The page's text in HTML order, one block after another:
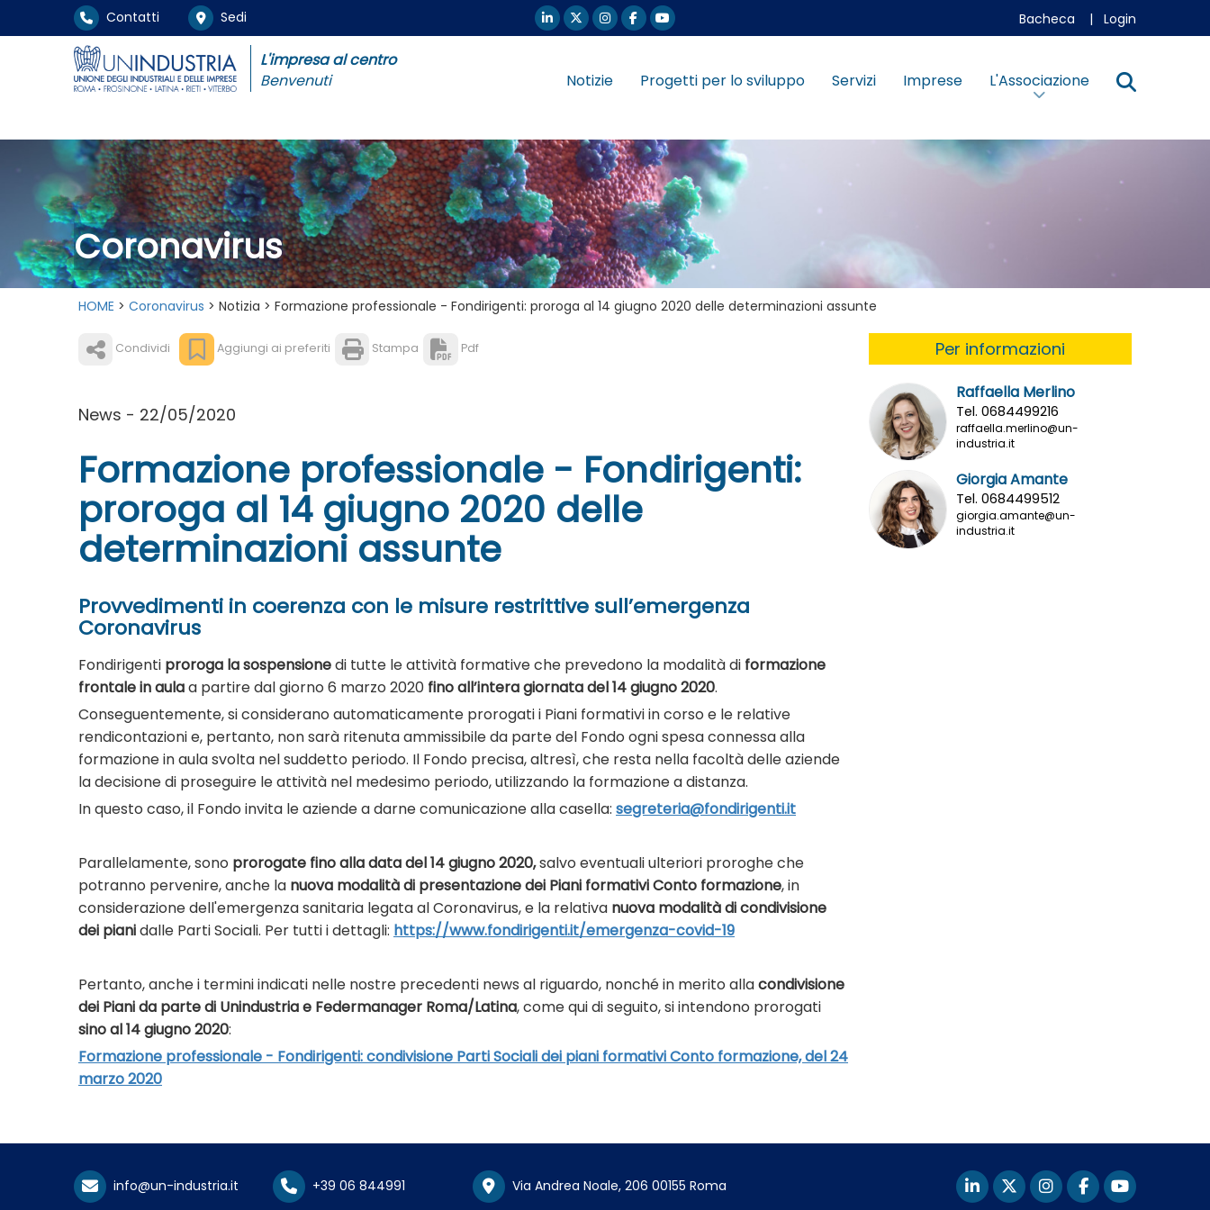
Contatti Sedi Bacheca | Login
L'impresa al centro
Benvenuti
Notizie Progetti per lo sviluppo Servizi Imprese L'Associazione
Coronavirus
HOME > Coronavirus > Notizia > Formazione professionale - Fondirigenti: proroga al 14 giugno 2020 delle determinazioni assunte
Condividi Aggiungi ai preferiti Stampa Pdf
News - 22/05/2020
Formazione professionale - Fondirigenti:
proroga al 14 giugno 2020 delle
determinazioni assunte
Provvedimenti in coerenza con le misure restrittive sull’emergenza
Coronavirus
Fondirigenti proroga la sospensionedi tutte le attività formative che prevedono la modalità di formazione
frontale in aulaa partire dal giorno 6 marzo 2020 fino all’intera giornata del 14 giugno 2020.
Conseguentemente, si considerano automaticamente prorogati i Piani formativi in corso e le relative
rendicontazioni e, pertanto, non sarà ritenuta ammissibile da parte del Fondo ogni spesa connessa alla
formazione in aula svolta nel suddetto periodo. Il Fondo precisa, altresì, che resta nella facoltà delle aziende
la decisione di proseguire le attività nel medesimo periodo, utilizzando la formazione a distanza.
In questo caso, il Fondo invita le aziende a darne comunicazione alla casella: segreteria@fondirigenti.it
Parallelamente, sono prorogate fino alla data del 14 giugno 2020,salvo eventuali ulteriori proroghe che
potranno pervenire, anche la nuova modalità di presentazione dei Piani formativi Conto formazione, in
considerazione dell'emergenza sanitaria legata al Coronavirus, e la relativa nuova modalità di condivisione
dei pianidalle Parti Sociali. Per tutti i dettagli: https://www.fondirigenti.it/emergenza-covid-19
Pertanto, anche i termini indicati nelle nostre precedenti news al riguardo, nonché in merito allacondivisione
dei Piani da parte di Unindustria e Federmanager Roma/Latina, come qui di seguito, si intendono prorogati
sino al 14 giugno 2020:
Formazione professionale - Fondirigenti: condivisione Parti Sociali dei piani formativi Conto formazione, del 24
marzo 2020
Per informazioni
Raffaella Merlino
Tel. 0684499216
raffaella.merlino@un-
industria.it
Giorgia Amante
Tel. 0684499512
giorgia.amante@un-
industria.it
info@un-industria.it +39 06 844991 Via Andrea Noale, 206 00155 Roma